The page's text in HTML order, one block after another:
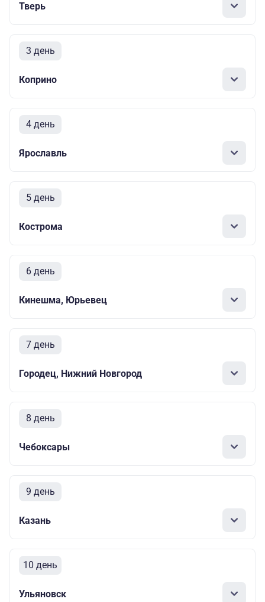
Тверь
3 день
Коприно
4 день
Ярославль
5 день
Кострома
6 день
Кинешма, Юрьевец
7 день
Городец, Нижний Новгород
8 день
Чебоксары
9 день
Казань
10 день
Ульяновск